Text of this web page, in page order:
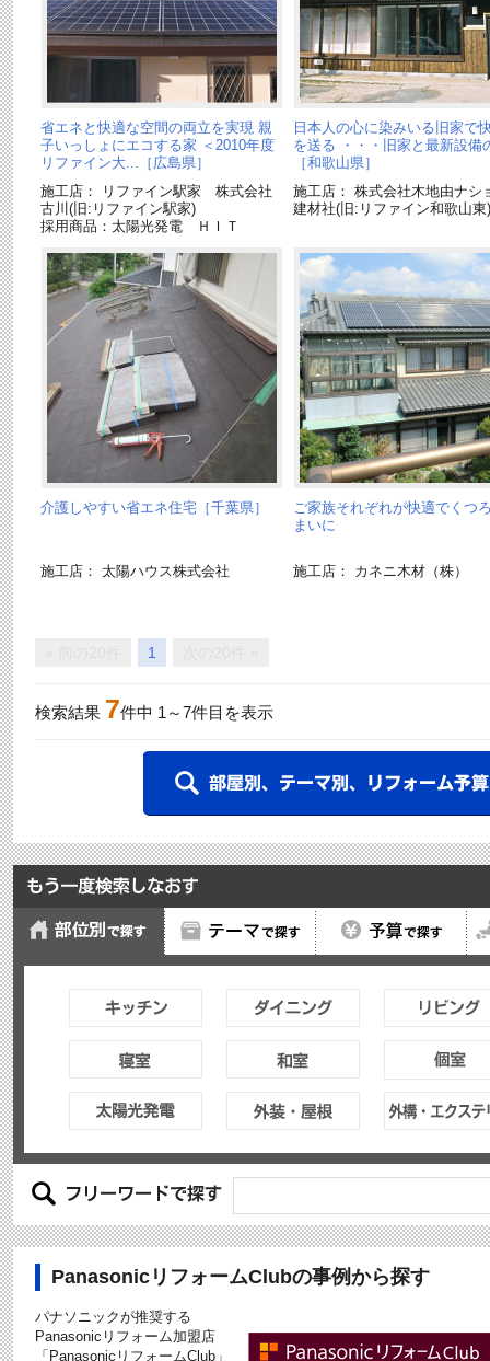
省エネと快適な空間の両立を実現 親
子いっしょにエコする家 ＜2010年度
リファイン大...［広島県］
施工店： リファイン駅家 株式会社
古川(旧:リファイン駅家)
採用商品：太陽光発電 ＨＩＴ
日本人の心に染みいる旧家で
を送る ・・・旧家と最新設備
［和歌山県］
施工店： 株式会社木地由ナシ
建材社(旧:リファイン和歌山東)
介護しやすい省エネ住宅［千葉県］
施工店： 太陽ハウス株式会社
ご家族それぞれが快適でくつ
まいに
施工店： カネニ木材（株）
1
検索結果 7件中 1 ～7件目を表示
PanasonicリフォームClubの事例から探す
パナソニックが推奨する
Panasonicリフォーム加盟店
「PanasonicリフォームClub」